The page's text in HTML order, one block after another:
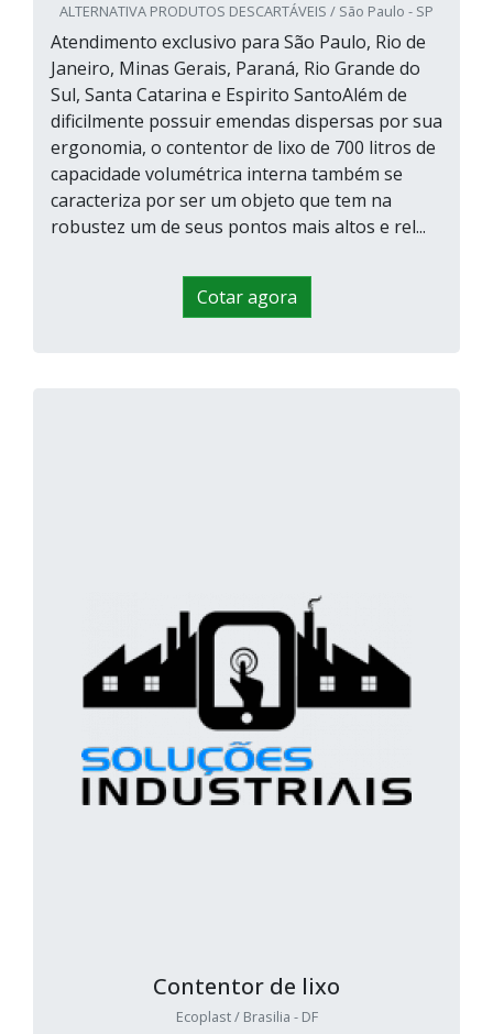
ALTERNATIVA PRODUTOS DESCARTÁVEIS / São Paulo - SP
Atendimento exclusivo para São Paulo, Rio de
Janeiro, Minas Gerais, Paraná, Rio Grande do
Sul, Santa Catarina e Espirito SantoAlém de
dificilmente possuir emendas dispersas por sua
ergonomia, o contentor de lixo de 700 litros de
capacidade volumétrica interna também se
caracteriza por ser um objeto que tem na
robustez um de seus pontos mais altos e rel...
Cotar agora
Contentor de lixo
Ecoplast / Brasilia - DF